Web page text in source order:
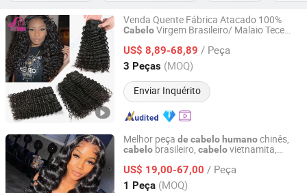
Venda Quente Fábrica Atacado 100%
CabeloVirgem Brasileiro/ Malaio Tece
MalaioCabeloMolhado Ondulado
Extensão Humana Pacote
US$ 8,89-68,89 / Peça
3 Peças (MOQ)
Enviar Inquérito
Xuchang BeautyHair Fashion Co., Ltd.
Henan, China Desde 2004
Melhor peça de cabelo humanochinês,
cabelo brasileiro, cabelovietnamita,
decabelo, extensão decabelo
natural
US$ 19,00-67,00 / Peça
1 Peça (MOQ)
Guangzhou Beimeijia Trading Co., Ltd.
Guangdong, China Desde 2023